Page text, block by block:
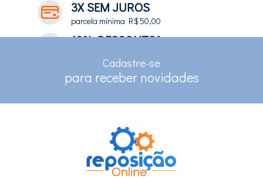
3X SEM JUROS
parcela mínima R$ 50,00
10% DESCONTO*
RASTREAMENTO
Cadastre-se
para receber novidades